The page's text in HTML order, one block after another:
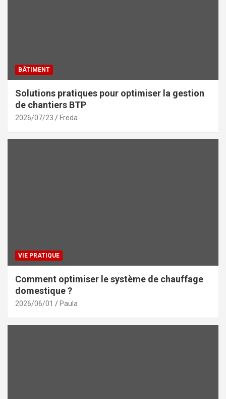
BÂTIMENT
Solutions pratiques pour optimiser la gestion
de chantiers BTP
2026/07/23 Freda
VIE PRATIQUE
Comment optimiser le système de chauffage
domestique ?
2026/06/01 Paula